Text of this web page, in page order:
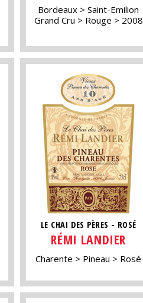
Bordeaux
Saint-Emilion
Grand Cru
Rouge 2008
LE CHAI DES PÈRES - ROSÉ
RÉMI LANDIER
Charente Pineau Rosé